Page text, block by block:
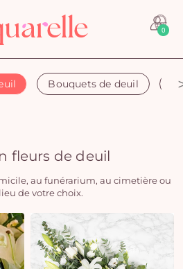
0
Bouquets de deuil
fleurs de deuil
au funérarium, au cimetière ou
de votre choix.